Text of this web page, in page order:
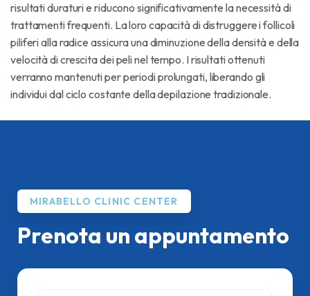
risultati duraturi e riducono significativamente la necessità di
trattamenti frequenti. La loro capacità di distruggere i follicoli
piliferi alla radice assicura una diminuzione della densità e della
velocità di crescita dei peli nel tempo. I risultati ottenuti
verranno mantenuti per periodi prolungati, liberando gli
individui dal ciclo costante della depilazione tradizionale.
MIRABELLO CLINIC CENTER
Prenota un appuntamento